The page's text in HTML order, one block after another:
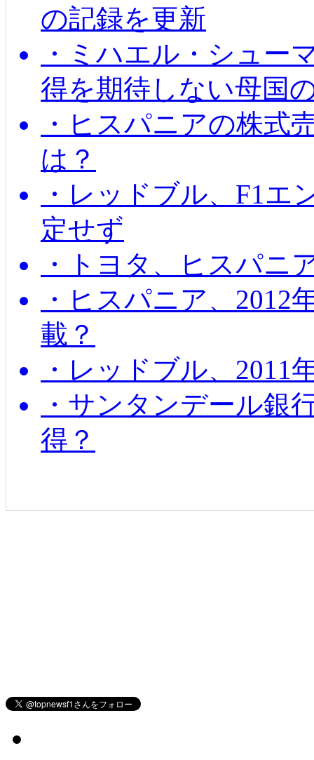
の記録を更新
・ミハエル・シュー
得を期待しない母国
・ヒスパニアの株式
は？
・レッドブル、F1エ
定せず
・トヨタ、ヒスパニ
・ヒスパニア、2012
載？
・レッドブル、2011
・サンタンデール銀
得？